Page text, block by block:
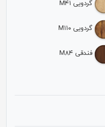
گردویی M۴۱
گردویی M۱۱۰
فندقی M۸۴